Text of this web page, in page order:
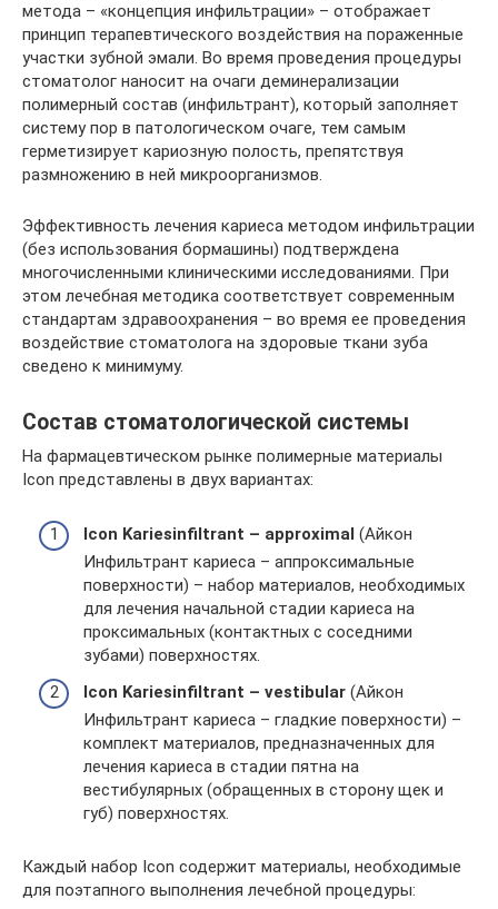
метода – «концепция инфильтрации» – отображает
принцип терапевтического воздействия на пораженные
участки зубной эмали. Во время проведения процедуры
стоматолог наносит на очаги деминерализации
полимерный состав (инфильтрант), который заполняет
систему пор в патологическом очаге, тем самым
герметизирует кариозную полость, препятствуя
размножению в ней микроорганизмов.
Эффективность лечения кариеса методом инфильтрации
(без использования бормашины) подтверждена
многочисленными клиническими исследованиями. При
этом лечебная методика соответствует современным
стандартам здравоохранения – во время ее проведения
воздействие стоматолога на здоровые ткани зуба
сведено к минимуму.
Состав стоматологической системы
На фармацевтическом рынке полимерные материалы
Icon представлены в двух вариантах:
Icon Kariesinfiltrant – approximal (Айкон
Инфильтрант кариеса – аппроксимальные
поверхности) – набор материалов, необходимых
для лечения начальной стадии кариеса на
проксимальных (контактных с соседними
зубами) поверхностях.
Icon Kariesinfiltrant – vestibular (Айкон
Инфильтрант кариеса – гладкие поверхности) –
комплект материалов, предназначенных для
лечения кариеса в стадии пятна на
вестибулярных (обращенных в сторону щек и
губ) поверхностях.
Каждый набор Icon содержит материалы, необходимые
для поэтапного выполнения лечебной процедуры: